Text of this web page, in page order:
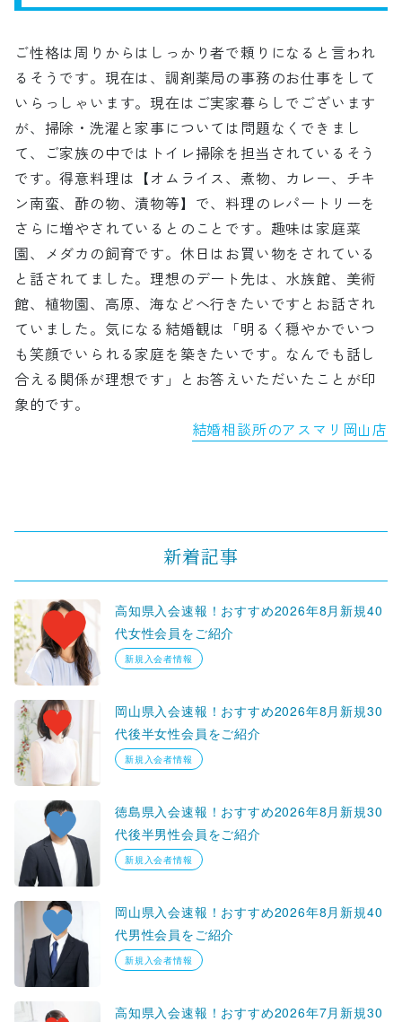
ご性格は周りからはしっかり者で頼りになると言われ
るそうです。現在は、調剤薬局の事務のお仕事をして
いらっしゃいます。現在はご実家暮らしでございます
が、掃除・洗濯と家事については問題なくできまし
て、ご家族の中ではトイレ掃除を担当されているそう
です。得意料理は【オムライス、煮物、カレー、チキ
ン南蛮、酢の物、漬物等】で、料理のレパートリーを
さらに増やされているとのことです。趣味は家庭菜
園、メダカの飼育です。休日はお買い物をされている
と話されてました。理想のデート先は、水族館、美術
館、植物園、高原、海などへ行きたいですとお話され
ていました。気になる結婚観は「明るく穏やかでいつ
も笑顔でいられる家庭を築きたいです。なんでも話し
合える関係が理想です」とお答えいただいたことが印
象的です。
結婚相談所のアスマリ岡山店
新着記事
高知県入会速報！おすすめ2026年8月新規40
代女性会員をご紹介
新規入会者情報
岡山県入会速報！おすすめ2026年8月新規30
代後半女性会員をご紹介
新規入会者情報
徳島県入会速報！おすすめ2026年8月新規30
代後半男性会員をご紹介
新規入会者情報
岡山県入会速報！おすすめ2026年8月新規40
代男性会員をご紹介
新規入会者情報
高知県入会速報！おすすめ2026年7月新規30